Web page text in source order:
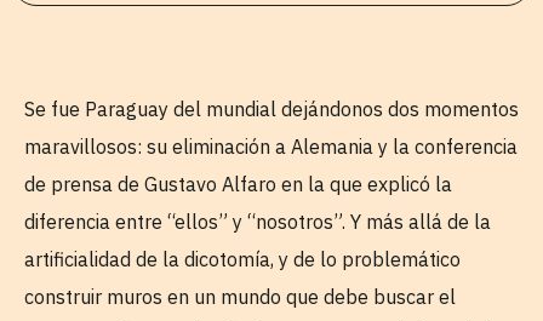
Se fue Paraguay del mundial dejándonos dos momentos
maravillosos: su eliminación a Alemania y la conferencia
de prensa de Gustavo Alfaro en la que explicó la
diferencia entre “ellos” y “nosotros”. Y más allá de la
artificialidad de la dicotomía, y de lo problemático
construir muros en un mundo que debe buscar el